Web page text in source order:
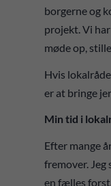
borgerne og
projekt. Vi
møde op,
Hvis
er at bringe
Min tid i
Efter mange
fremover. Jeg
en fælles